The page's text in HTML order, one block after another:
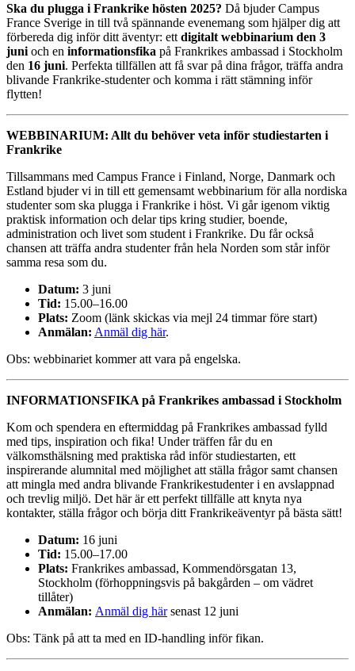
Ska du plugga i Frankrike hösten 2025? Då bjuder Campus
France Sverige in till två spännande evenemang som hjälper dig att
förbereda dig inför ditt äventyr: ett digitalt webbinarium den 3
juni och en informationsfika på Frankrikes ambassad i Stockholm
den 16 juni. Perfekta tillfällen att få svar på dina frågor, träffa andra
blivande Frankrike-studenter och komma i rätt stämning inför
flytten!
WEBBINARIUM: Allt du behöver veta inför studiestarten i
Frankrike
Tillsammans med Campus France i Finland, Norge, Danmark och
Estland bjuder vi in till ett gemensamt webbinarium för alla nordiska
studenter som ska plugga i Frankrike i höst. Vi går igenom viktig
praktisk information och delar tips kring studier, boende,
administration och livet som student i Frankrike. Du får också
chansen att träffa andra studenter från hela Norden som står inför
samma resa som du.
Datum: 3 juni
Tid: 15.00–16.00
Plats: Zoom (länk skickas via mejl 24 timmar före start)
Anmälan: Anmäl dig här.
Obs: webbinariet kommer att vara på engelska.
INFORMATIONSFIKA på Frankrikes ambassad i Stockholm
Kom och spendera en eftermiddag på Frankrikes ambassad fylld
med tips, inspiration och fika! Under träffen får du en
välkomsthälsning med praktiska råd inför studiestarten, ett
inspirerande alumnital med möjlighet att ställa frågor samt chansen
att mingla med andra blivande Frankrikestudenter i en avslappnad
och trevlig miljö. Det här är ett perfekt tillfälle att knyta nya
kontakter, ställa frågor och börja ditt Frankrikeäventyr på bästa sätt!
Datum: 16 juni
Tid: 15.00–17.00
Plats: Frankrikes ambassad, Kommendörsgatan 13,
Stockholm (förhoppningsvis på bakgården – om vädret
tillåter)
Anmälan: Anmäl dig härsenast 12 juni
Obs: Tänk på att ta med en ID-handling inför fikan.